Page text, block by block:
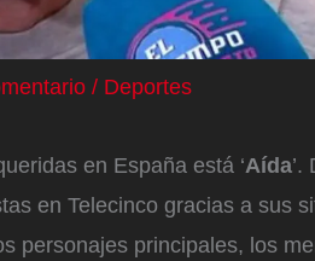
/ Deportes
en España está ‘Aída’.
en Telecinco gracias a sus
personajes principales, los